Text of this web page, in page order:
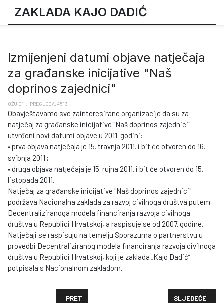
ZAKLADA KAJO DADIĆ
Izmijenjeni datumi objave natječaja
za građanske inicijative "Naš
doprinos zajednici"
OŽU 01 PREGLEDA: 4513
Obavještavamo sve zainteresirane organizacije da su za
natječaj za građanske inicijative "Naš doprinos zajednici"
utvrđeni novi datumi objave u 2011. godini:
• prva objava natječaja je 15. travnja 2011. i bit će otvoren do 16.
svibnja 2011.;
• druga objava natječaja je 15. rujna 2011. i bit će otvoren do 15.
listopada 2011.
Natječaj za građanske inicijative "Naš doprinos zajednici"
podržava Nacionalna zaklada za razvoj civilnoga društva putem
Decentraliziranoga modela financiranja razvoja civilnoga
društva u Republici Hrvatskoj, a raspisuje se od 2007. godine.
Natječaji se raspisuju na temelju Sporazuma o partnerstvu u
provedbi Decentraliziranog modela financiranja razvoja civilnoga
društva u Republici Hrvatskoj, koji je zaklada „Kajo Dadić“
potpisala s Nacionalnom zakladom.
PRETHODNI ČLANAK: ZAKLADA "KAJO DADIĆ"
PRET SLJEDEĆI
SLJEDEĆE